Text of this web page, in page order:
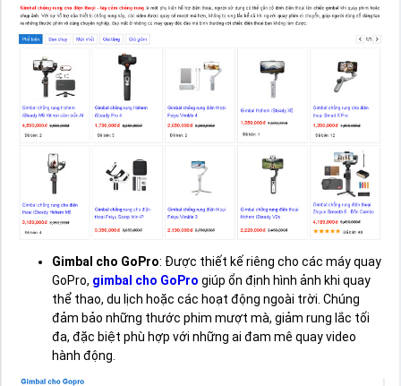
Gimbal cho GoPro: Được thiết kế riêng cho các máy quay
GoPro, gimbal cho GoPro giúp ổn định hình ảnh khi quay
thể thao, du lịch hoặc các hoạt động ngoài trời. Chúng
đảm bảo những thước phim mượt mà, giảm rung lắc tối
đa, đặc biệt phù hợp với những ai đam mê quay video
hành động.